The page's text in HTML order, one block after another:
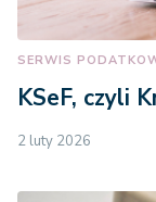
SERWIS
KSeF, czyli
2 luty 2026